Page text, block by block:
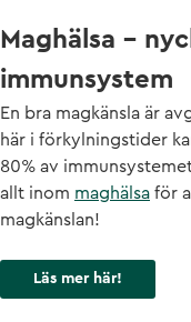
Maghälsa –
immunsystem
En bra magkänsla är
här i förkylningstider
80% av
allt inom maghälsa för
magkänslan!
Läs mer här!